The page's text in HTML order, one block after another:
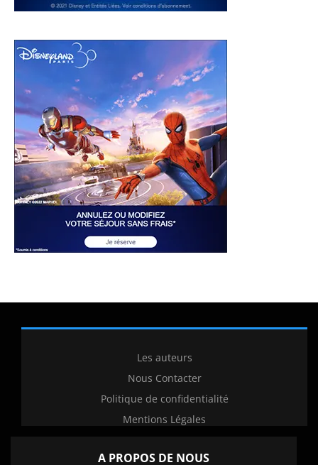
Les auteurs
Nous Contacter
Politique de confidentialité
Mentions Légales
A PROPOS DE NOUS